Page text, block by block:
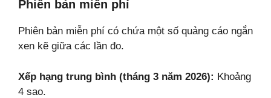
Phiên bản miễn phí
Phiên bản miễn phí có chứa một số quảng cáo ngắn
xen kẽ giữa các lần đo.
Xếp hạng trung bình (tháng 3 năm 2026): Khoảng
4 sao.